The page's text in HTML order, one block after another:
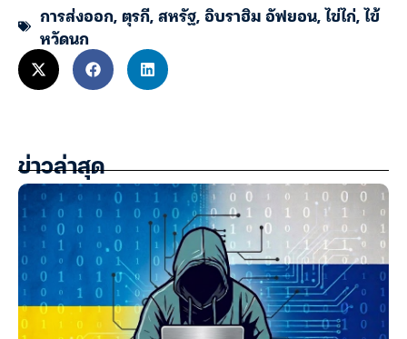
การส่งออก,ตุรกี,สหรัฐ,อิบราฮิม อัฟยอน,ไข่ไก่,ไข้
หวัดนก
ข่าวล่าสุด